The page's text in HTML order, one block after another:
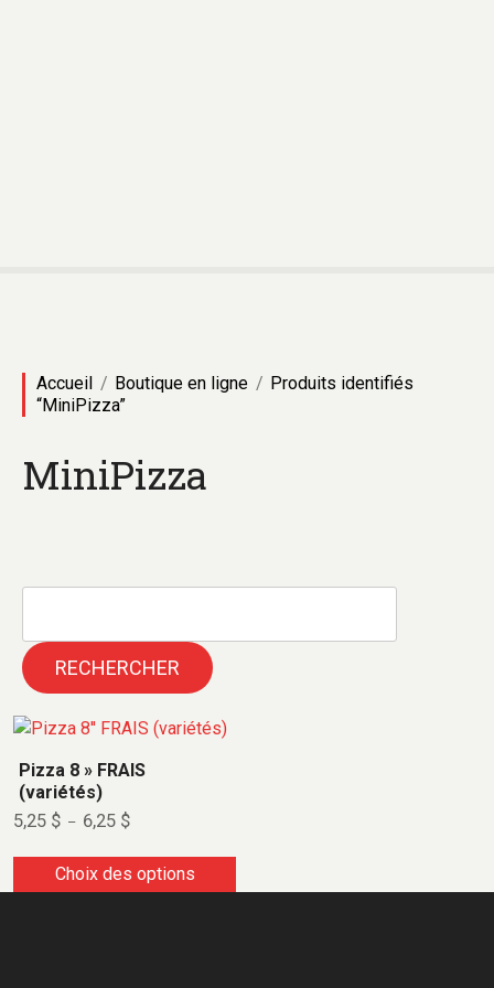
Accueil Boutique en ligne
Produits identifiés
“MiniPizza”
MiniPizza
RECHERCHER
Pizza 8 » FRAIS
(variétés)
5,25 $ – 6,25 $
Choix des options